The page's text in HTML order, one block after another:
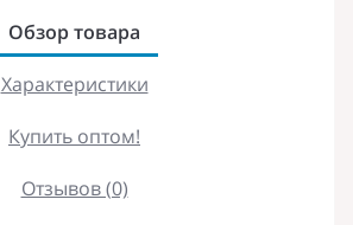
Обзор товара
Характеристики
Купить оптом!
Отзывов (0)